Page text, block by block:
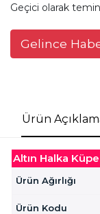
Geçici olarak
Gelince
Ürün
Altın Halka Küpe
Ürün Ağırlığı
Ürün Kodu